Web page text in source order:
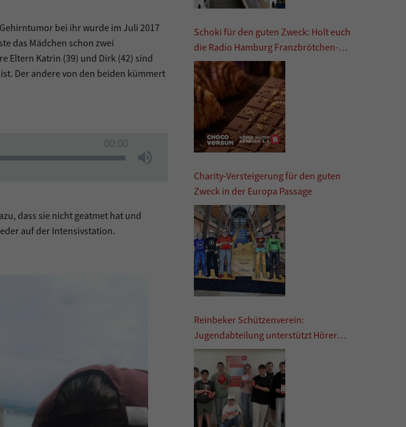
bei ihr wurde im Juli 2017
das Mädchen schon zwei
Eltern Katrin (39) und Dirk (42) sind
Der andere von den beiden kümmert
00:00
dass sie nicht geatmet hat und
auf der Intensivstation.
Schoki für den guten Zweck: Holt euch
die Radio Hamburg Franzbrötchen-
Schokolade
Charity-Versteigerung für den guten
Zweck in der Europa Passage
Reinbeker Schützenverein:
Jugendabteilung unterstützt Hörer
helfen Kindern